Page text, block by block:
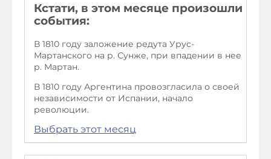
Кстати, в этом месяце произошли
события:
В 1810 году заложение редута Урус-
Мартанского на р. Сунже, при впадении в нее
р. Мартан.
В 1810 году Аргентина провозгласила о своей
независимости от Испании, начало
революции.
Выбрать этот месяц